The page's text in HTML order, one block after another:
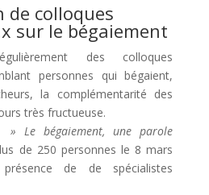
de colloques
sur le bégaiement
des colloques
personnes qui bégaient,
la complémentarité des
très fructueuse.
» Le bégaiement, une parole
de 250 personnes le 8 mars
de de spécialistes